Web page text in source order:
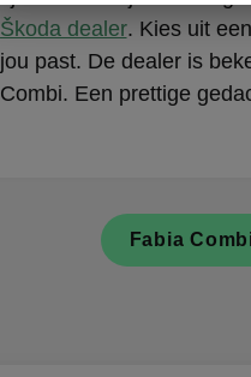
Škoda dealer. Kies uit
jou past. De dealer is
Combi. Een prettige
Fabia